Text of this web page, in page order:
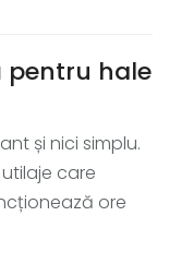
pentru hale
și nici simplu.
care
ore